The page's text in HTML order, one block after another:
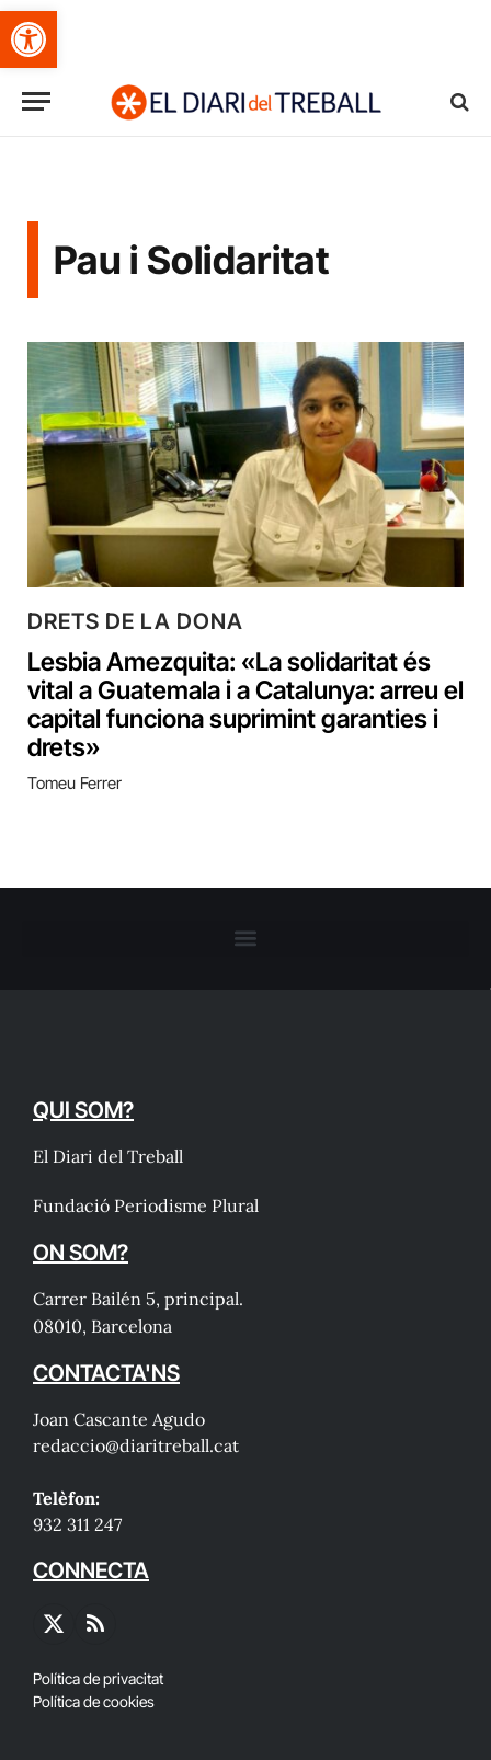
Obre la barra d'eines
Pau i Solidaritat
DRETS DE LA DONA
Lesbia Amezquita: «La solidaritat és
vital a Guatemala i a Catalunya: arreu el
capital funciona suprimint garanties i
drets»
Tomeu Ferrer
QUI SOM?
El Diari del Treball
Fundació Periodisme Plural
ON SOM?
Carrer Bailén 5, principal.
08010, Barcelona
CONTACTA'NS
Joan Cascante Agudo
redaccio@diaritreball.cat
Telèfon:
932 311 247
CONNECTA
X
RSS
Política de privacitat
Política de cookies